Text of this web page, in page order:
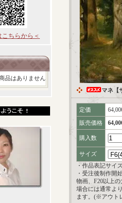
ちらから＜
品はありません
マネ【
定価
販売価格
購入数
サイズ
・作品表記サイ
・受注後制作開
物画、F20以上
場合には通常よ
ます。(※アウト